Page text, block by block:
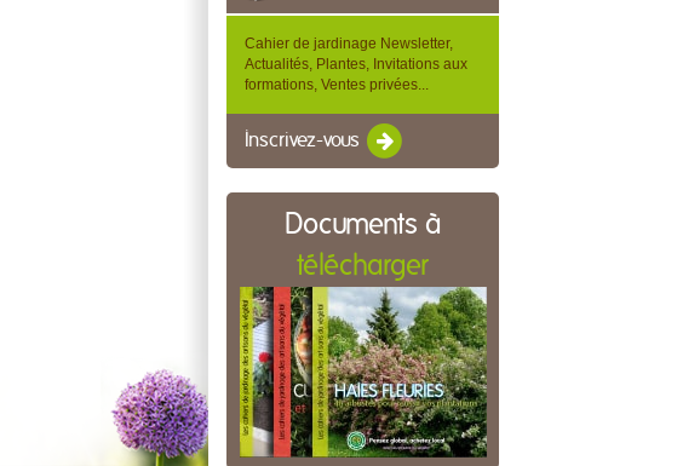
Cahier de jardinage Newsletter,
Actualités, Plantes, Invitations aux
formations, Ventes privées...
Inscrivez-vous
Documents à
télécharger